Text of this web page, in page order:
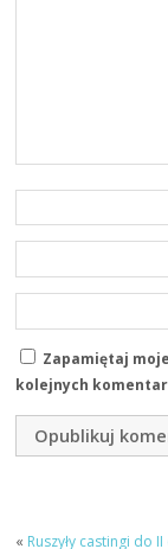
Zapamiętaj
kolejnych
« Ruszyły castingi do